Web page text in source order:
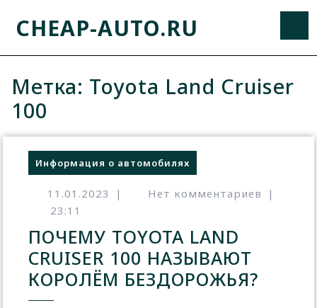
CHEAP-AUTO.RU
Метка: Toyota Land Cruiser
100
Информация о автомобилях
11.01.2023 | Нет комментариев
|
23:11
ПОЧЕМУ TOYOTA LAND
CRUISER 100 НАЗЫВАЮТ
КОРОЛЁМ БЕЗДОРОЖЬЯ?